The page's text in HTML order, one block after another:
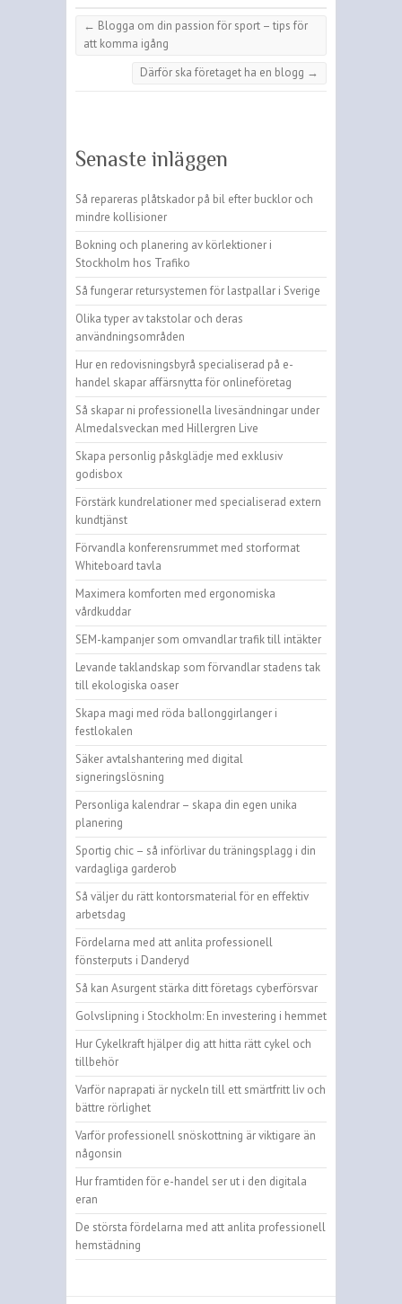
← Blogga om din passion för sport – tips för
att komma igång
Därför ska företaget ha en blogg →
Senaste inläggen
Så repareras plåtskador på bil efter bucklor och
mindre kollisioner
Bokning och planering av körlektioner i
Stockholm hos Trafiko
Så fungerar retursystemen för lastpallar i Sverige
Olika typer av takstolar och deras
användningsområden
Hur en redovisningsbyrå specialiserad på e-
handel skapar affärsnytta för onlineföretag
Så skapar ni professionella livesändningar under
Almedalsveckan med Hillergren Live
Skapa personlig påskglädje med exklusiv
godisbox
Förstärk kundrelationer med specialiserad extern
kundtjänst
Förvandla konferensrummet med storformat
Whiteboard tavla
Maximera komforten med ergonomiska
vårdkuddar
SEM-kampanjer som omvandlar trafik till intäkter
Levande taklandskap som förvandlar stadens tak
till ekologiska oaser
Skapa magi med röda ballonggirlanger i
festlokalen
Säker avtalshantering med digital
signeringslösning
Personliga kalendrar – skapa din egen unika
planering
Sportig chic – så införlivar du träningsplagg i din
vardagliga garderob
Så väljer du rätt kontorsmaterial för en effektiv
arbetsdag
Fördelarna med att anlita professionell
fönsterputs i Danderyd
Så kan Asurgent stärka ditt företags cyberförsvar
Golvslipning i Stockholm: En investering i hemmet
Hur Cykelkraft hjälper dig att hitta rätt cykel och
tillbehör
Varför naprapati är nyckeln till ett smärtfritt liv och
bättre rörlighet
Varför professionell snöskottning är viktigare än
någonsin
Hur framtiden för e-handel ser ut i den digitala
eran
De största fördelarna med att anlita professionell
hemstädning